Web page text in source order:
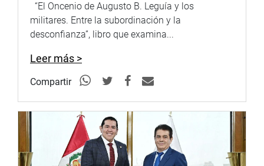
“El Oncenio de Augusto B. Leguía y los
militares. Entre la subordinación y la
desconfianza”, libro que examina...
Leer más >
Compartir